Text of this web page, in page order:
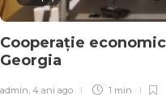
Cooperație
Georgia
admin, 4 ani ago 1 min